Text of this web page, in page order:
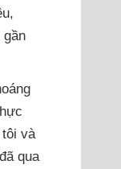
gần
và
qua